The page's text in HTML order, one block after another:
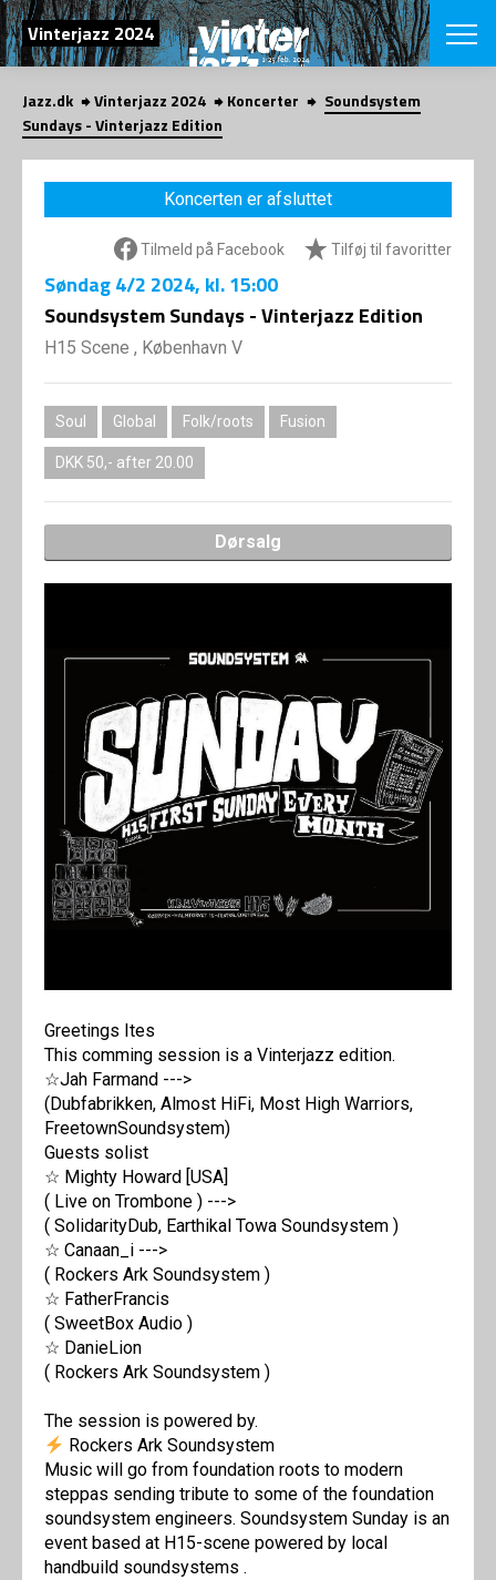
SØG
Vinterjazz 2024
English
VÆLG
VINTERJAZZ
Temaer
LOCATIONS
App
INFO
Om fonden
Jazz.dk Vinterjazz 2024 Koncerter
Soundsystem
Sundays - Vinterjazz Edition
Koncerten er afsluttet
Tilmeld på Facebook Tilføj til favoritter
Søndag4/2 2024, kl. 15:00
Soundsystem Sundays - Vinterjazz Edition
H15 Scene , København V
Soul Global Folk/roots Fusion
DKK 50,- after 20.00
Dørsalg
Greetings Ites
This comming session is a Vinterjazz edition.
☆Jah Farmand --->
(Dubfabrikken, Almost HiFi, Most High Warriors,
FreetownSoundsystem)
Guests solist
☆ Mighty Howard [USA]
( Live on Trombone ) --->
( SolidarityDub, Earthikal Towa Soundsystem )
☆ Canaan_i --->
( Rockers Ark Soundsystem )
☆ FatherFrancis
( SweetBox Audio )
☆ DanieLion
( Rockers Ark Soundsystem )
The session is powered by.
Rockers Ark Soundsystem
Music will go from foundation roots to modern
steppas sending tribute to some of the foundation
soundsystem engineers. Soundsystem Sunday is an
event based at H15-scene powered by local
handbuild soundsystems .